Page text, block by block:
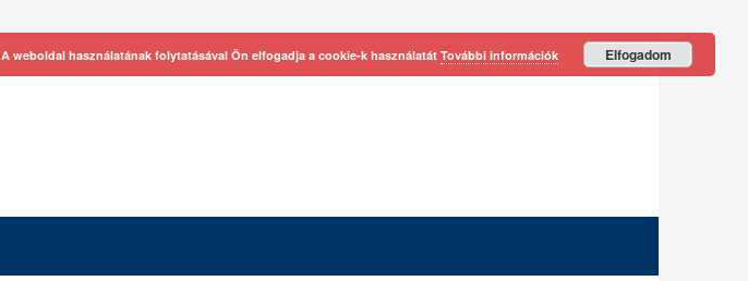
A weboldal használatának folytatásával Ön elfogadja a cookie-k használatát További információk Elfogadom